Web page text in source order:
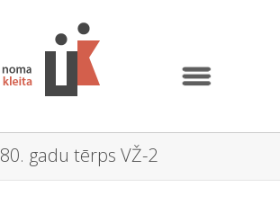
80. gadu tērps VŽ-2